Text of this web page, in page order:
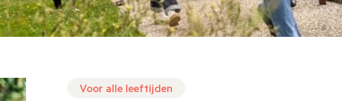
Voor alle leeftijden